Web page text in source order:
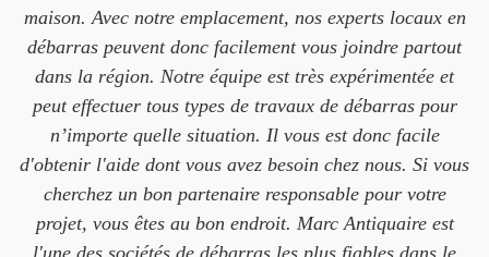
maison. Avec notre emplacement, nos experts locaux en
débarras peuvent donc facilement vous joindre partout
dans la région. Notre équipe est très expérimentée et
peut effectuer tous types de travaux de débarras pour
n’importe quelle situation. Il vous est donc facile
d'obtenir l'aide dont vous avez besoin chez nous. Si vous
cherchez un bon partenaire responsable pour votre
projet, vous êtes au bon endroit. Marc Antiquaire est
l'une des sociétés de débarras les plus fiables dans le